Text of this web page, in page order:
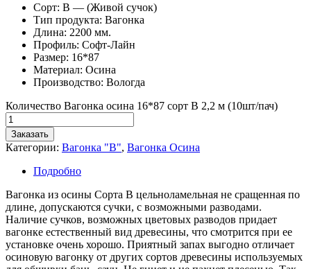
Сорт: В — (Живой сучок)
Тип продукта: Вагонка
Длина: 2200 мм.
Профиль: Софт-Лайн
Размер: 16*87
Материал: Осина
Производство: Вологда
Количество Вагонка осина 16*87 сорт В 2,2 м (10шт/пач)
Заказать
Категории: Вагонка "В", Вагонка Осина
Подробно
Вагонка из осины Сорта В цельноламельная не сращенная по
длине, допускаются сучки, с возможными разводами.
Наличие сучков, возможных цветовых разводов придает
вагонке естественный вид древесины, что смотрится при ее
установке очень хорошо. Приятный запах выгодно отличает
осиновую вагонку от других сортов древесины используемых